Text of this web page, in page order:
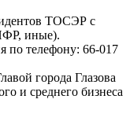
ТОСЭР с
иные).
по телефону: 66-017
города Глазова
и среднего бизнеса